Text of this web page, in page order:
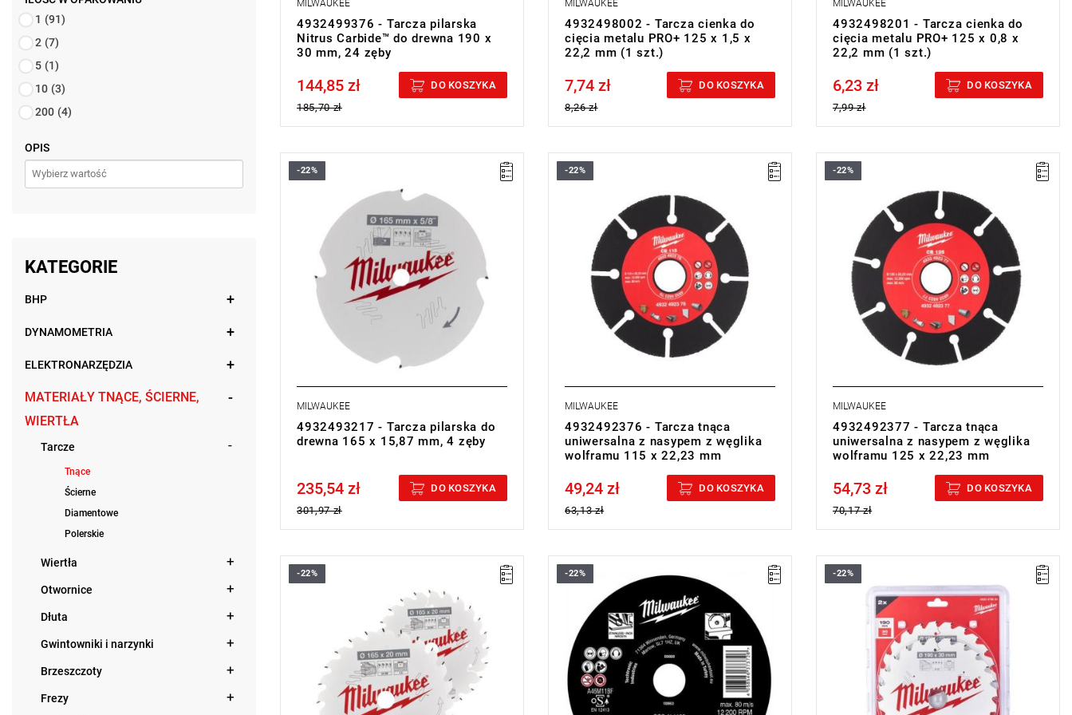
1 (91)
2 (7)
5 (1)
10 (3)
200 (4)
OPIS
KATEGORIE
BHP
DYNAMOMETRIA
ELEKTRONARZĘDZIA
MATERIAŁY TNĄCE, ŚCIERNE,
WIERTŁA
Tarcze
Tnące
Ścierne
Diamentowe
Polerskie
Wiertła
Otwornice
Dłuta
Gwintowniki i narzynki
Brzeszczoty
Frezy
MILWAUKEE
4932499376 - Tarcza pilarska
Nitrus Carbide™ do drewna 190 x
30 mm, 24 zęby
Price tax included
144,85 zł
185,70 zł
DO KOSZYKA
MILWAUKEE
4932498002 - Tarcza cienka do
cięcia metalu PRO+ 125 x 1,5 x
22,2 mm (1 szt.)
Price tax included
7,74 zł
8,26 zł
DO KOSZYKA
MILWAUKEE
4932498201 - Tarcza cienka do
cięcia metalu PRO+ 125 x 0,8 x
22,2 mm (1 szt.)
Price tax included
6,23 zł
7,99 zł
DO KOSZYKA
Ta tarcza pilarska posiada powłokę PTFE,
dzięki czemu cechuje się odpornością na
wysokie temperatury i nie przywiera do
innych materiałów.
-22%
MILWAUKEE
4932493217 - Tarcza pilarska do
drewna 165 x 15,87 mm, 4 zęby
Price tax included
235,54 zł
301,97 zł
DO KOSZYKA
-22%
MILWAUKEE
4932492376 - Tarcza tnąca
uniwersalna z nasypem z węglika
wolframu 115 x 22,23 mm
Price tax included
49,24 zł
63,13 zł
DO KOSZYKA
-22%
MILWAUKEE
4932492377 - Tarcza tnąca
uniwersalna z nasypem z węglika
wolframu 125 x 22,23 mm
Price tax included
54,73 zł
70,17 zł
DO KOSZYKA
Ta tarcza pilarska posiada powłokę PTFE,
dzięki czemu cechuje się odpornością na
wysokie temperatury i nie przywiera do
innych materiałów.
-22%
• Średnica otworu tarczy: 22,2 mm
• Średnica tarczy: 125 mm
• Grubość: 1 mm
• Ilość w opakowaniu: 1
-22%
Te tarcze pilarskie posiadają powłokę PTFE,
dzięki czemu cechują się odpornością na
wysokie temperatury i nie przywierają do
innych materiałów.
-22%